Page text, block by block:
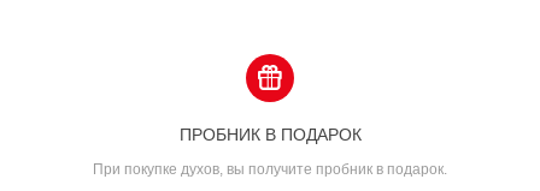
ПРОБНИК В ПОДАРОК
При покупке духов, вы получите пробник в подарок.